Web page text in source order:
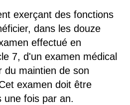
exerçant des fonctions
dans les douze
effectué en
7, d'un examen médical
du maintien de son
examen doit être
une fois par an.